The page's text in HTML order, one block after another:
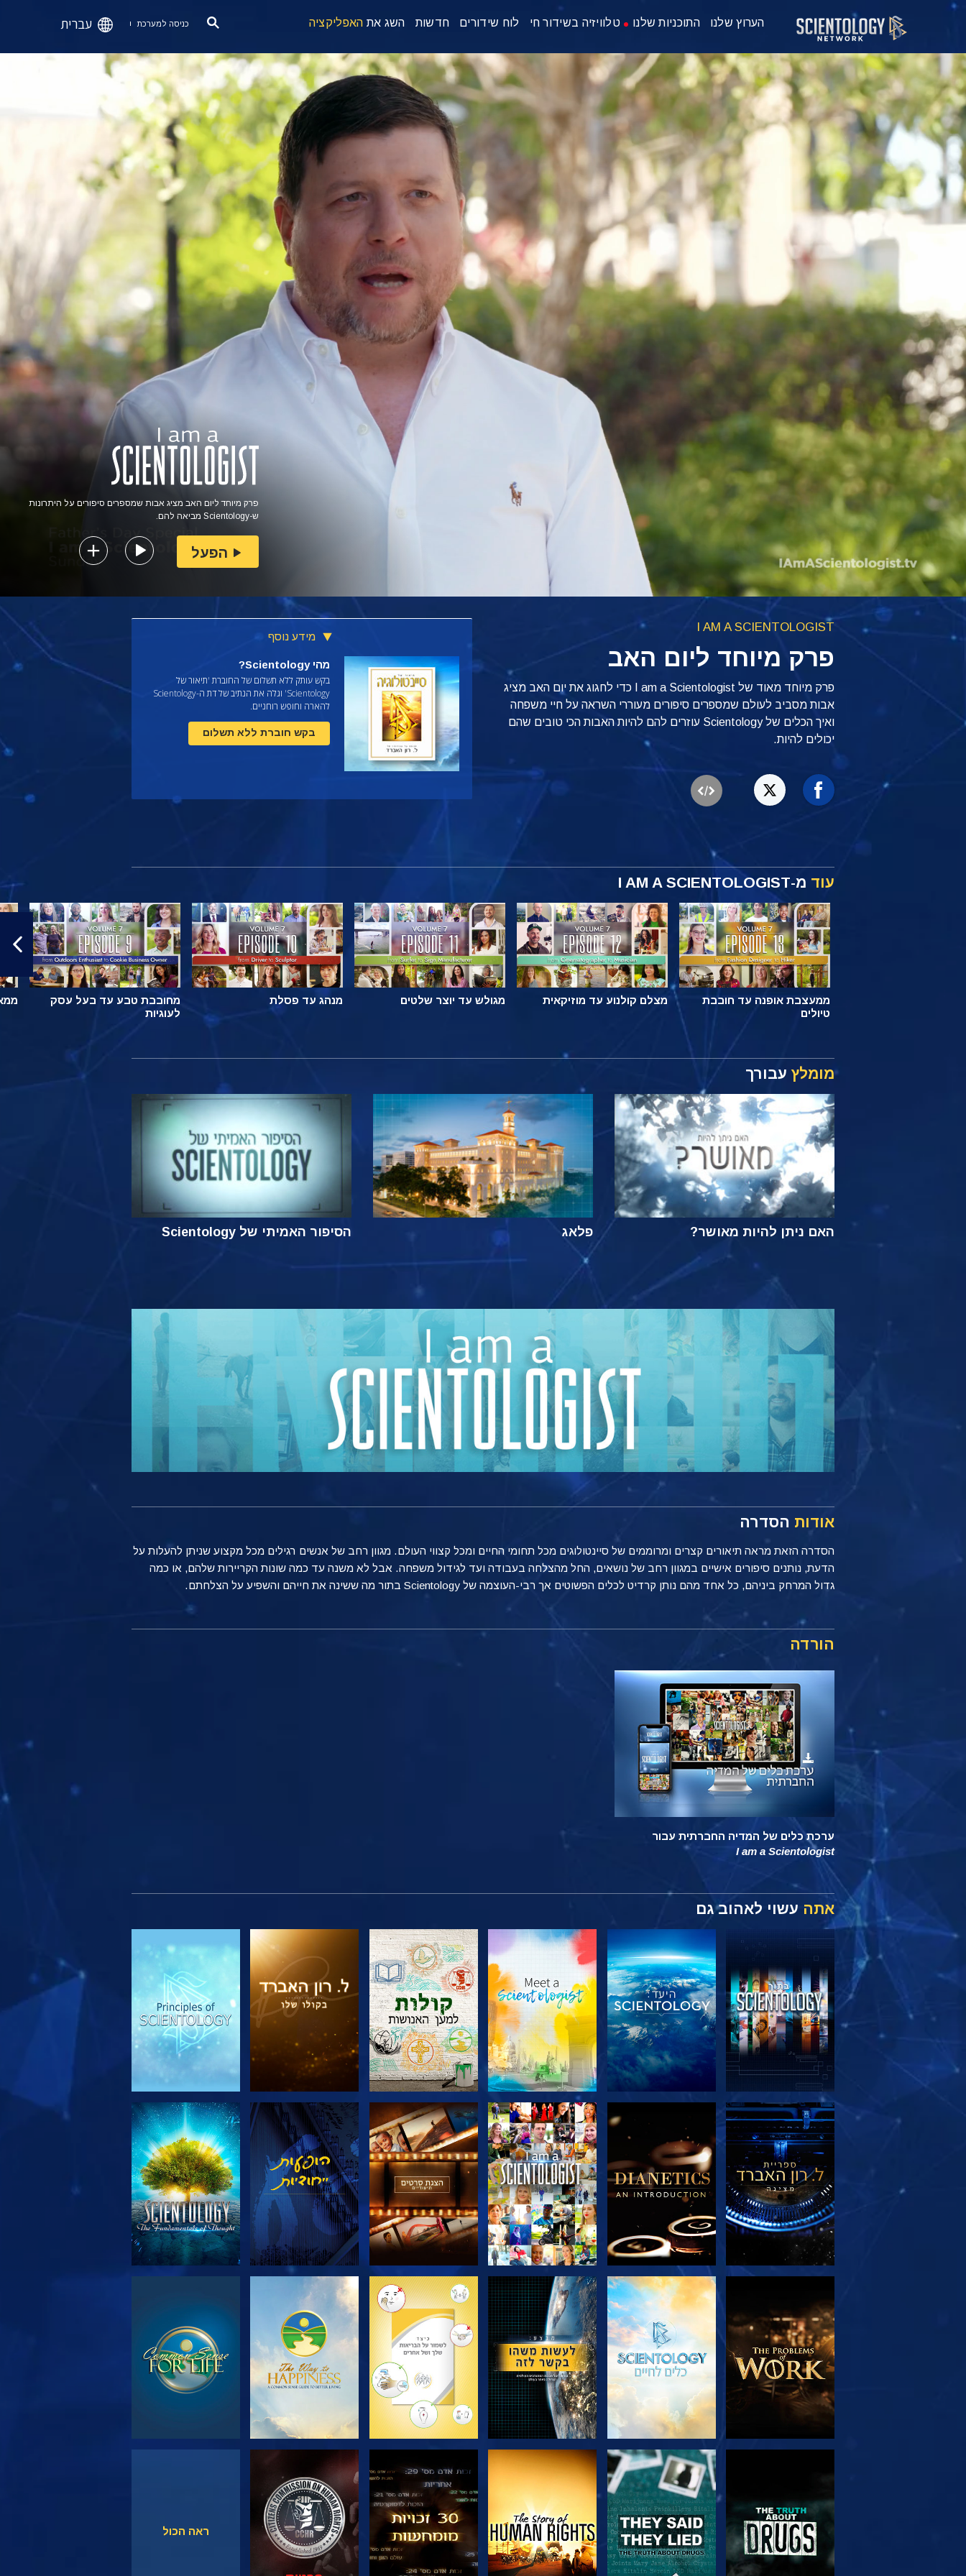
הערוץ שלנו התוכניות שלנו טלוויזיה בשידור חי לוח שידורים חדשות השג את האפליקציה כניסה למערכת עברית
פרק מיוחד ליום האב מציג אבות שמספרים סיפורים על היתרונות
ש-Scientology מביאה להם.
הפעל
I AM A SCIENTOLOGIST
פרק מיוחד ליום האב
פרק מיוחד מאוד של
I am a Scientologist כדי לחגוג את יום האב מציג
אבות מסביב לעולם שמספרים סיפורים מעוררי השראה על חיי משפחה
ואיך הכלים של Scientology עוזרים להם להיות האבות הכי טובים שהם
יכולים להיות.
מידע נוסף
מהי Scientology?
בקש עותק ללא תשלום של החוברת'תיאור של
Scientology' וגלה את הנתיב של דת ה-Scientology
להארה וחופש רוחניים.
בקש חוברת ללא תשלום
עוד מ-I AM A SCIENTOLOGIST
ממעצבת אופנה עד חובבת
טיולים
מצלם קולנוע עד מוזיקאית מגולש עד יוצר שלטים מנהג עד פסלת
מחובבת טבע עד בעל עסק
לעוגיות
מומלץעבורך
האם ניתן להיות מאושר? פלאג הסיפור האמיתי של Scientology
אודות הסדרה
הסדרה הזאת מראה תיאורים קצרים ומרוממים של סיינטולוגים מכל תחומי החיים ומכל קצווי העולם. מגוון רחב של אנשים רגילים מכל מקצוע שניתן להעלות על
הדעת, נותנים סיפורים אישיים במגוון רחב של נושאים, החל מהצלחה בעבודה ועד לגידול משפחה. אבל לא משנה עד כמה שונות הקריירות שלהם, או כמה
גדול המרחק ביניהם, כל אחד מהם נותן קרדיט לכלים הפשוטים אך רבי-העוצמה של Scientology בתור מה ששינה את חייהם והשפיע על הצלחתם.
הורדה
ערכת כלים של המדיה החברתית עבור
I am a Scientologist
אתה עשוי לאהוב גם
בדוק את הסדרה בדוק את הסדרה בדוק את הסדרה בדוק את הסדרה בדוק את הסדרה צפה
בדוק את הסדרה צפה בדוק את הסדרה בדוק את הסדרה בדוק את הסדרה
צפה צפה צפה
ראה הכול